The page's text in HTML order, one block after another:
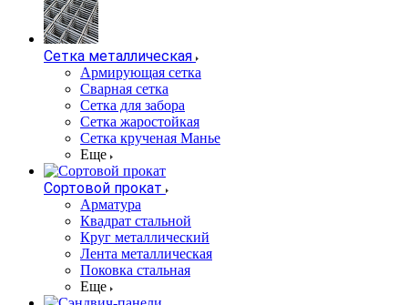
Сетка металлическая
Армирующая сетка
Сварная сетка
Сетка для забора
Сетка жаростойкая
Сетка крученая Манье
Еще
Сортовой прокат
Арматура
Квадрат стальной
Круг металлический
Лента металлическая
Поковка стальная
Еще